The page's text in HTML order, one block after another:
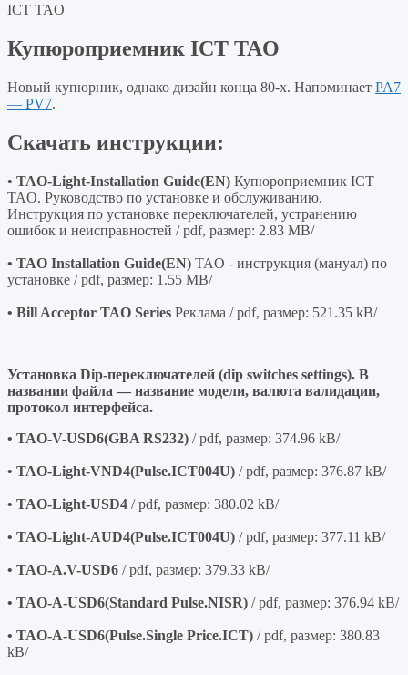
ICT TAO
Купюроприемник ICT TAO
Новый купюрник, однако дизайн конца 80-х. Напоминает PA7
— PV7.
Скачать инструкции:
• TAO-Light-Installation Guide(EN) Купюроприемник ICT
TAO. Руководство по установке и обслуживанию.
Инструкция по установке переключателей, устранению
ошибок и неисправностей / pdf, размер: 2.83 MB/
• TAO Installation Guide(EN) TAO - инструкция (мануал) по
установке / pdf, размер: 1.55 MB/
• Bill Acceptor TAO Series Реклама / pdf, размер: 521.35 kB/
Установка Dip-переключателей (dip switches settings). В
названии файла — название модели, валюта валидации,
протокол интерфейса.
• TAO-V-USD6(GBA RS232) / pdf, размер: 374.96 kB/
• TAO-Light-VND4(Pulse.ICT004U) / pdf, размер: 376.87 kB/
• TAO-Light-USD4 / pdf, размер: 380.02 kB/
• TAO-Light-AUD4(Pulse.ICT004U) / pdf, размер: 377.11 kB/
• TAO-A.V-USD6 / pdf, размер: 379.33 kB/
• TAO-A-USD6(Standard Pulse.NISR) / pdf, размер: 376.94 kB/
• TAO-A-USD6(Pulse.Single Price.ICT) / pdf, размер: 380.83
kB/